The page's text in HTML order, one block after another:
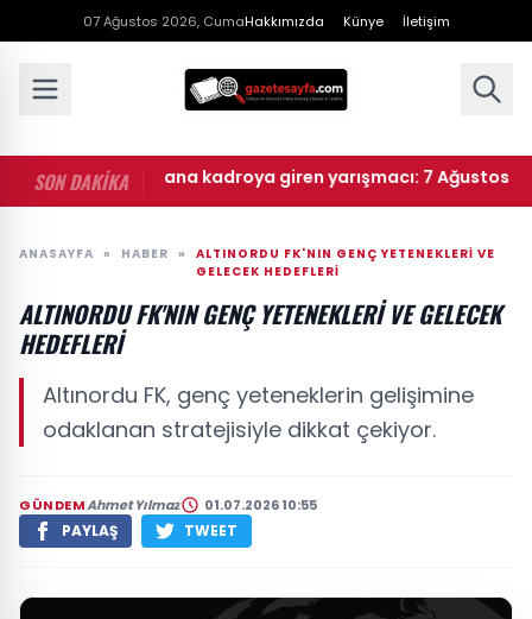
07 Ağustos 2026, CumaHakkımızda Künye İletişim
SON DAKİKA
• Masterchef ana kadroya giren yarışmacı: 7 Ağustos
ANASAYFA » HABER »
ALTINORDU FK'NIN GENÇ YETENEKLERI VE
GELECEK HEDEFLERI
ALTINORDU FK'NIN GENÇ YETENEKLERI VE GELECEK
HEDEFLERI
Altınordu FK, genç yeteneklerin gelişimine
odaklanan stratejisiyle dikkat çekiyor.
GÜNDEMAhmet Yılmaz 01.07.2026 10:55
PAYLAŞ TWEET